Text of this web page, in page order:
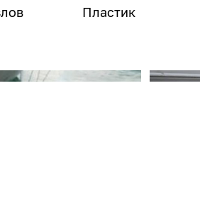
Пластик